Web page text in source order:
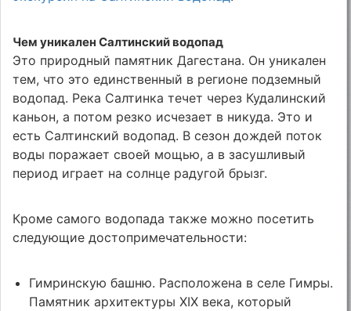
Чем уникален Салтинский водопад
Это природный памятник Дагестана. Он уникален
тем, что это единственный в регионе подземный
водопад. Река Салтинка течет через Кудалинский
каньон, а потом резко исчезает в никуда. Это и
есть Салтинский водопад. В сезон дождей поток
воды поражает своей мощью, а в засушливый
период играет на солнце радугой брызг.
Кроме самого водопада также можно посетить
следующие достопримечательности:
Гимринскую башню. Расположена в селе Гимры.
Памятник архитектуры XIX века, который